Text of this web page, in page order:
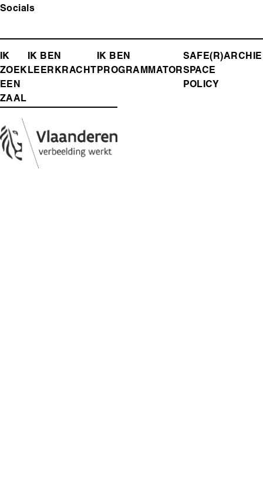
Socials
FOOTER-
MENU
IK
ZOEK
EEN
ZAAL
IK BEN
LEERKRACHT
IK BEN
PROGRAMMATOR
SAFE(R)
SPACE
POLICY
Media
Afbeelding